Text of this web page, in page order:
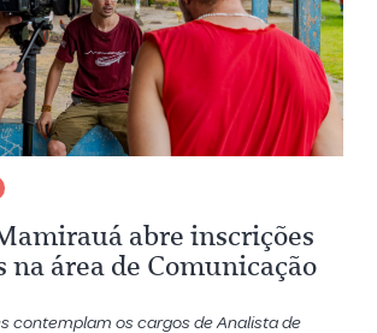
abre inscrições
na área de Comunicação
contemplam os cargos de Analista de